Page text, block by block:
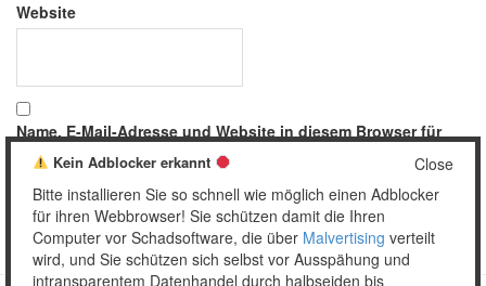
Website
Name, E-Mail-Adresse und Website in diesem Browser für
meinen nächsten Kommentar speichern.
Close
Kein Adblocker erkannt
Bitte installieren Sie so schnell wie möglich einen Adblocker
für ihren Webbrowser! Sie schützen damit die Ihren
Computer vor Schadsoftware, die über Malvertising verteilt
wird, und Sie schützen sich selbst vor Ausspähung und
intransparentem Datenhandel durch halbseiden bis